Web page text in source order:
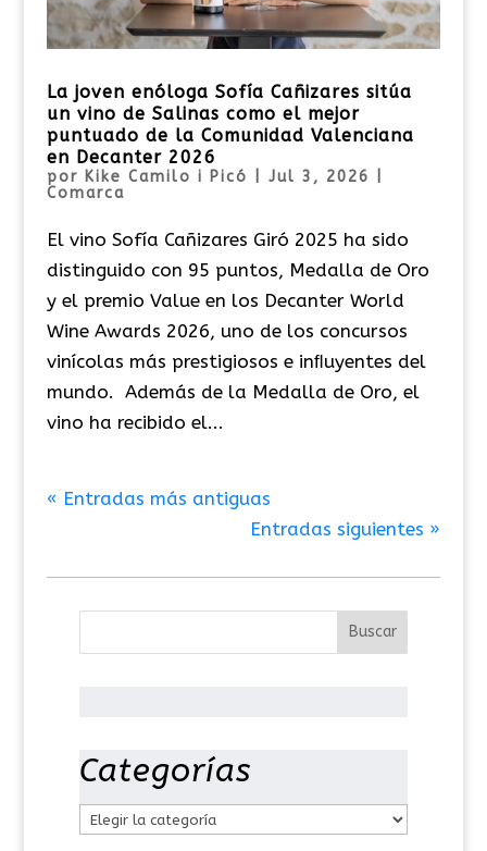
La joven enóloga Sofía Cañizares sitúa
un vino de Salinas como el mejor
puntuado de la Comunidad Valenciana
en Decanter 2026
por Kike Camilo i Picó Jul 3, 2026
Comarca
El vino Sofía Cañizares Giró 2025 ha sido
distinguido con 95 puntos, Medalla de Oro
y el premio Value en los Decanter World
Wine Awards 2026, uno de los concursos
vinícolas más prestigiosos e inﬂuyentes del
mundo. Además de la Medalla de Oro, el
vino ha recibido el...
« Entradas más antiguas
Entradas siguientes »
Categorías